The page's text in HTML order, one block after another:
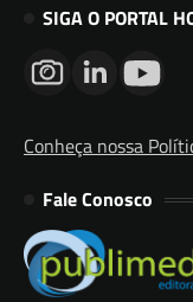
SIGA O PORTAL
Conheça nossa
Fale Conosco